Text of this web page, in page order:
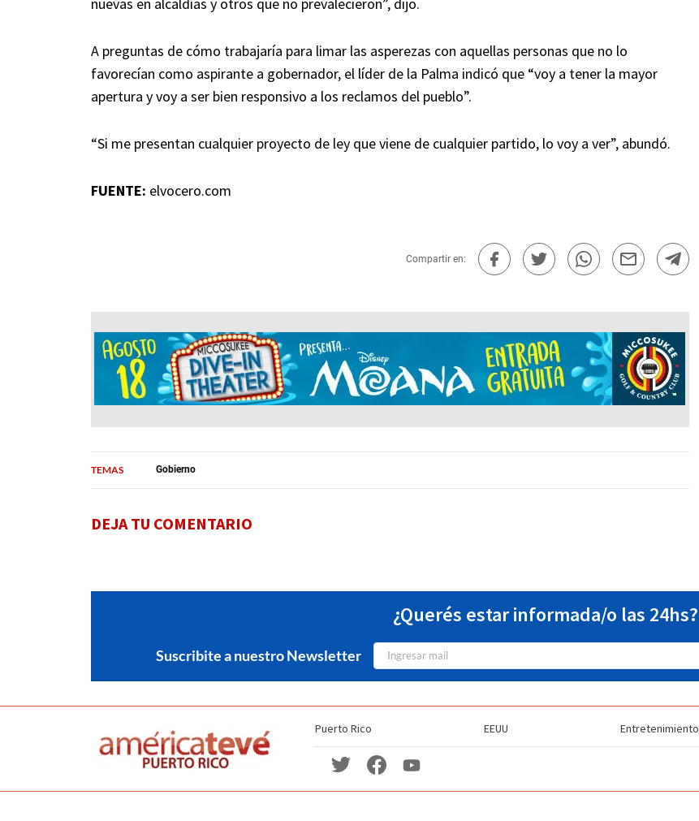
A preguntas de cómo trabajaría para limar las asperezas con aquellas personas que no lo
favorecían como aspirante a gobernador, el líder de la Palma indicó que “voy a tener la mayor
apertura y voy a ser bien responsivo a los reclamos del pueblo”.
“Si me presentan cualquier proyecto de ley que viene de cualquier partido, lo voy a ver”, abundó.
FUENTE: elvocero.com
Compartir en:
TEMAS Gobierno
DEJA TU COMENTARIO
¿Querés estar informada/o las 24hs?
Suscribite a nuestro Newsletter
Puerto Rico EEUU Entretenimiento